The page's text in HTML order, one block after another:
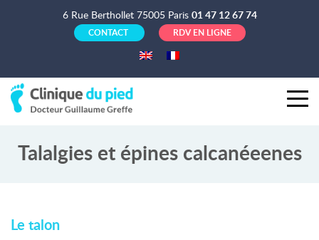
6 Rue Berthollet 75005 Paris 01 47 12 67 74
CONTACT RDV EN LIGNE
Talalgies et épines calcanéeenes
Le talon